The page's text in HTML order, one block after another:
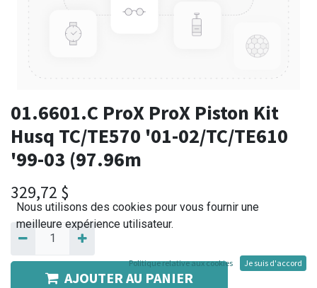
01.6601.C ProX ProX Piston Kit
Husq TC/TE570 '01-02/TC/TE610
'99-03 (97.96m
329,72 $
AJOUTER AU PANIER
Nous utilisons des cookies pour vous fournir une
meilleure expérience utilisateur.
Politique relative aux cookies Je suis d'accord